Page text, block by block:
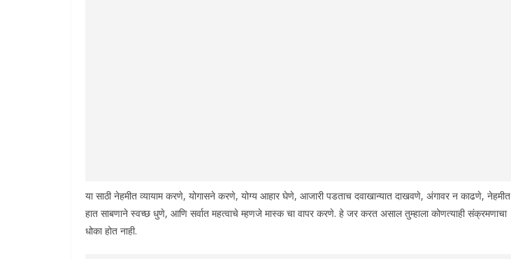
या साठी नेहमीत व्यायाम करणे, योगासने करणे, योग्य आहार घेणे, आजारी पडताच दवाखान्यात दाखवणे, अंगावर न काढणे, नेहमीत
हात साबणाने स्वच्छ धुणे, आणि सर्वात महत्वाचे म्हणजे मास्क चा वापर करणे. हे जर करत असाल तुम्हाला कोणत्याही संक्रमणाचा
धोका होत नाही.